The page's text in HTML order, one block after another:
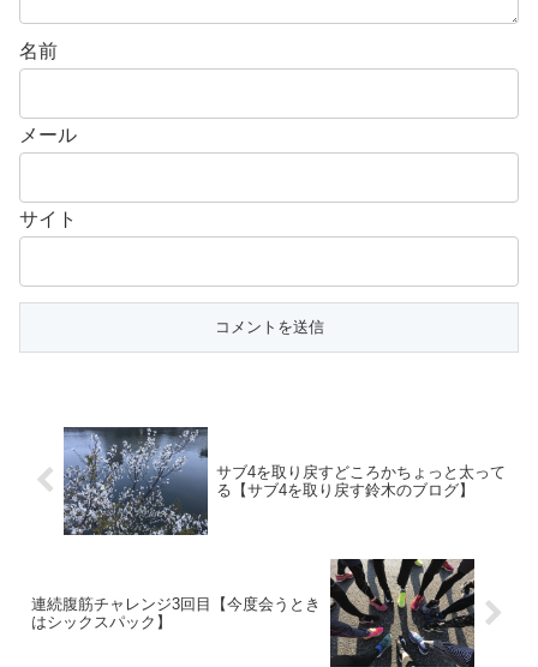
名前
メール
サイト
サブ4を取り戻すどころかちょっと太って
る【サブ4を取り戻す鈴木のブログ】‬
連続腹筋チャレンジ3回目【今度会うとき
はシックスパック】